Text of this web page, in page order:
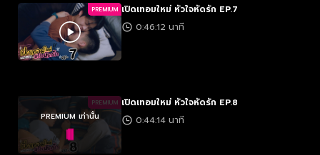
PREMIUM เปิดเทอมใหม่ หัวใจหัดรัก EP.7
0:46:12 นาที
PREMIUM
PREMIUM เท่านั้น
เปิดเทอมใหม่ หัวใจหัดรัก EP.8
0:44:14 นาที